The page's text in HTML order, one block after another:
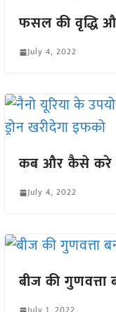
फसल की वृद्धि
July 4, 2022
कब और कैसे करे
July 4, 2022
बीज की गुणवत्ता